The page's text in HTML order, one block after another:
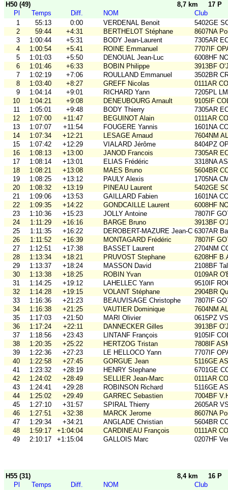
H50 (49) 8,7 km
17 P
Pl
Temps Diff. NOM
Club
1
55:13 0:00 VERDENAL Benoit
5402GE
2
59:44 +4:31 BERTHELOT Stéphane
8607NA
3
1:00:44 +5:31 BODY Jean-Laurent
7305AR
4
1:00:54 +5:41 ROINE Emmanuel
7707IF
5
1:01:03 +5:50 DENOUAL Jean-Luc
6008HF
6
1:01:46 +6:33 BOBIN Philippe
3913BF
7
1:02:19 +7:06 ROULLAND Emmanuel
3502BR
8
1:03:40 +8:27 GREFF Nicolas
0111AR
9
1:04:14 +9:01 RICHARD Yann
7205PL
10
1:04:21 +9:08 DENEUBOURG Arnault
9105IF
11
1:05:01 +9:48 BODY Thierry
7305AR
12
1:07:00 +11:47 BEGUINOT Alain
0111AR
13
1:07:07 +11:54 FOUGERE Yannis
1601NA
14
1:07:34 +12:21 LESAGE Arnaud
7604NM
15
1:07:42 +12:29 VIALARD Jérôme
8404PZ
16
1:08:13 +13:00 JANOD Francois
7305AR
17
1:08:14 +13:01 ELIAS Frédéric
3318NA
18
1:08:21 +13:08 MAES Bruno
5604BR
19
1:08:25 +13:12 PAULY Alexis
1705NA
20
1:08:32 +13:19 PINEAU Laurent
5402GE
21
1:09:06 +13:53 GAILLARD Fabien
1601NA
22
1:09:35 +14:22 GONDCAILLE Laurent
6008HF
23
1:10:36 +15:23 JOLLY Antoine
7807IF
24
1:11:29 +16:16 BARGE Bruno
3913BF
25
1:11:35 +16:22 DEROBERT-MAZURE Jean-Charles
6307AR
26
1:11:52 +16:39 MONTAGARD Frédéric
7807IF
27
1:12:51 +17:38 BASSET Laurent
2704NM
28
1:13:34 +18:21 PRUVOST Stephane
6208HF
29
1:13:37 +18:24 MASSON David
2108BF
30
1:13:38 +18:25 ROBIN Yvan
0109AR
31
1:14:25 +19:12 LAHELLEC Yann
9510IF
32
1:14:28 +19:15 VOLANT Stéphane
2904BR
33
1:16:36 +21:23 BEAUVISAGE Christophe
7807IF
34
1:16:38 +21:25 VAUTIER Dominique
7604NM
35
1:17:03 +21:50 MARI Olivier
0615PZ
36
1:17:24 +22:11 DANNECKER Gilles
3913BF
37
1:18:56 +23:43 LINTANF François
9105IF
38
1:20:35 +25:22 HERTZOG Tristan
7808IF
39
1:22:36 +27:23 LE HELLOCO Yann
7707IF
40
1:22:58 +27:45 GORGUE Jean
5116GE
41
1:23:32 +28:19 HENRY Stephane
6701GE
42
1:24:02 +28:49 SELLIER Jean-Marc
0111AR
43
1:24:41 +29:28 ROBINSON Richard
5116GE
44
1:25:02 +29:49 GARREC Sebastien
7004BF
45
1:27:10 +31:57 SPIRAL Thierry
2605AR
46
1:27:51 +32:38 MARCK Jerome
8607NA
47
1:29:34 +34:21 ANGLADE Christian
5604BR
48
1:59:17 +1:04:04 CARDINEAU François
0111AR
49
2:10:17 +1:15:04 GALLOIS Marc 0207HF
H55 (31) 8,4 km
16 P
Pl
Temps Diff. NOM
Club